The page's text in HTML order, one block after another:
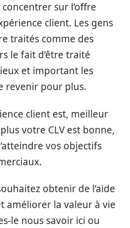
sur l’offre
client. Les gens
traités comme des
le fait d’être traité
et important les
revenir pour plus.
client est, meilleur
votre CLV est bonne,
vos objectifs
obtenir de l’aide
améliorer la valeur à vie
le nous savoir ici ou